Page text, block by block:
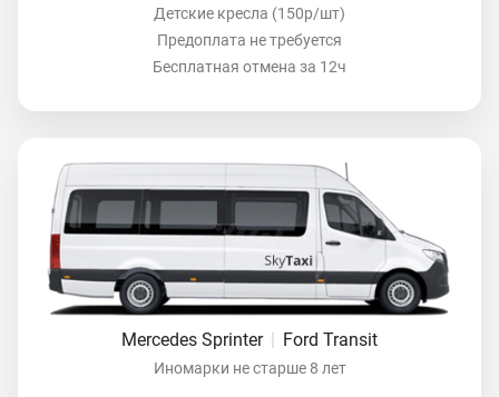
Детские кресла (150р/шт)
Предоплата не требуется
Бесплатная отмена за 12ч
Mercedes Sprinter | Ford Transit
Иномарки не старше 8 лет